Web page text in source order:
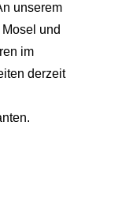
unserem
und
im
derzeit